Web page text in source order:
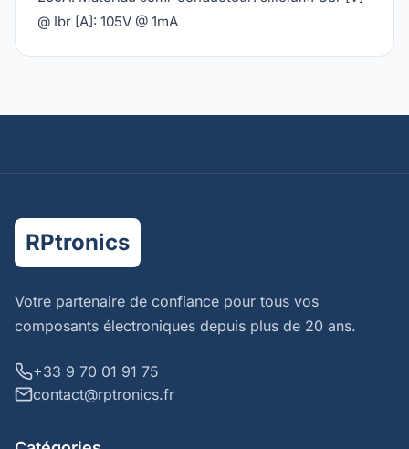
@ Ibr [A]: 105V @ 1mA
RPtronics
Votre partenaire de confiance pour tous vos
composants électroniques depuis plus de 20 ans.
+33 9 70 01 91 75
contact@rptronics.fr